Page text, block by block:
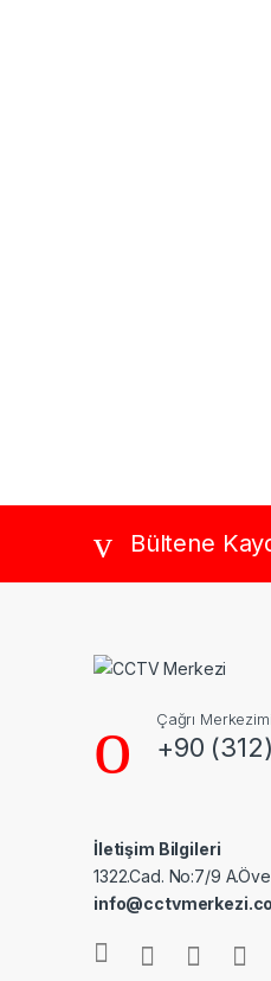
Brands Carousel
Bültene
Çağrı
+90
İletişim Bilgileri
1322.Cad. No:7/9